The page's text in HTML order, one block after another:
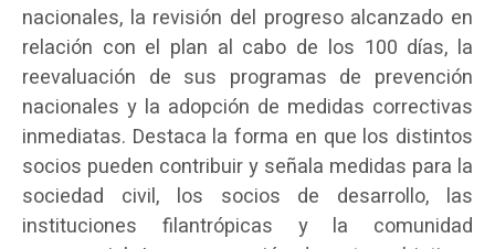
nacionales, la revisión del progreso alcanzado en
relación con el plan al cabo de los 100 días, la
reevaluación de sus programas de prevención
nacionales y la adopción de medidas correctivas
inmediatas. Destaca la forma en que los distintos
socios pueden contribuir y señala medidas para la
sociedad civil, los socios de desarrollo, las
instituciones filantrópicas y la comunidad